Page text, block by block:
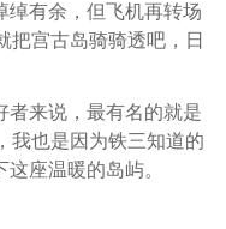
绰有余，但飞机再转场
把宫古岛骑骑透吧，日
者来说，最有名的就是
我也是因为铁三知道的
座温暖的岛屿。